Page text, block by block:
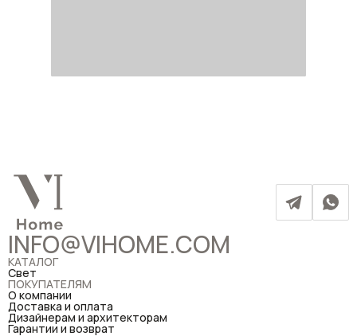
INFO@VIHOME.COM
КАТАЛОГ
Свет
ПОКУПАТЕЛЯМ
О компании
Доставка и оплата
Дизайнерам и архитекторам
Гарантии и возврат